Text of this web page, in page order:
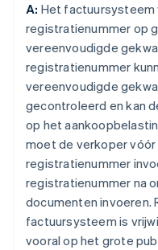
A: Het factuursysteem
registratienummer op
vereenvoudigde
registratienummer
vereenvoudigde
gecontroleerd en kan
op het
moet de verkoper
registratienummer
registratienummer na
documenten invoeren.
factuursysteem is
vooral op het grote